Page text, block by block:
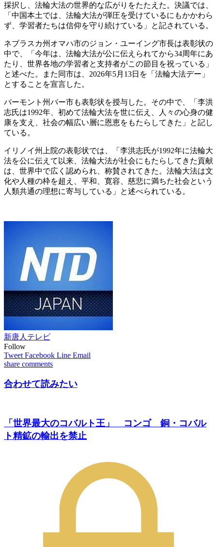
採択し、法輪大法の世界的な広がりをたたえた。決議では、
「中国本土では、法輪大法が弾圧を受けているにもかかわら
ず、学習者たちは信仰を守り続けている」と記されている。
ネブラスカ州オマハ市のジョン・ユーイング市長は表彰状の
中で、「今年は、法輪大法が公に伝えられてから34周年にあ
たり、世界各地の学習者と支持者がこの節目を祝っている」
と述べた。また同市は、2026年5月13日を「法輪大法デー」
とすることを宣言した。
バーモント州バー市も表彰状を授与した。その中で、「李洪
志氏は1992年、初めて法輪大法を世に伝え、人々の心身の健
康を支え、社会の幅広い層に恩恵をもたらしてきた」と記し
ている。
イリノイ州上院の表彰状では、「李洪志氏が1992年に法輪大
法を公に伝えて以来、法輪大法が社会にもたらしてきた貢献
は、世界中で広く認められ、称賛されてきた。法輪大法は文
化や人種の枠を超え、平和、寛容、慈悲に満ちた社会という
人類共通の理想に寄与している」と述べられている。
新唐人テレビ
Follow
Tweet Facebook Line Email
share comments
合わせて読みたい
「世界最大のコバルト王」 コンゴ 銅・コバル
ト精鉱の輸出を禁止